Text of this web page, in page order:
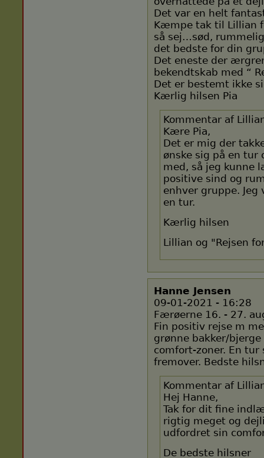
Det var en helt
Kæmpe tak til Lillian
så sej…sød,
det bedste for din
Det eneste der
bekendtskab med “
Det er bestemt ikke
Kærlig hilsen Pia
Kommentar af
Kære Pia,
Det er mig der
ønske sig på en tur
med, så jeg kunne
positive sind og
enhver gruppe.
en tur.
Kærlig hilsen
Lillian og "Rejsen
Hanne Jensen
09-01-2021 - 16:28
Færøerne 16. - 27.
Fin positiv rejse m
grønne bakker/
comfort-zoner. En
fremover. Bedste
Kommentar af
Hej Hanne,
Tak for dit fine
rigtig meget og
udfordret sin
De bedste hilsner